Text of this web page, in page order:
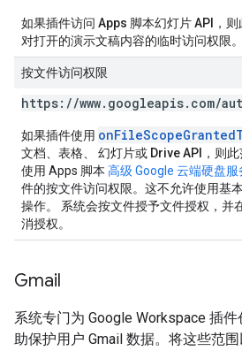
如果插件访问 Apps 脚本幻灯片 API，则
对打开的演示文稿内容的临时访问权限。
按文件访问权限
https: //www. googleapis. com/
如果插件使用
文档、表格、 幻灯片或 Drive API，则
使用 Apps 脚本 高级 Google 云端硬盘服
件的按文件访问权限。这不允许使用基本
操作。 系统会按文件授予文件授权，并
消授权。
Gmail
系统专门为 Google Workspace 插
助保护用户 Gmail 数据。将这些范